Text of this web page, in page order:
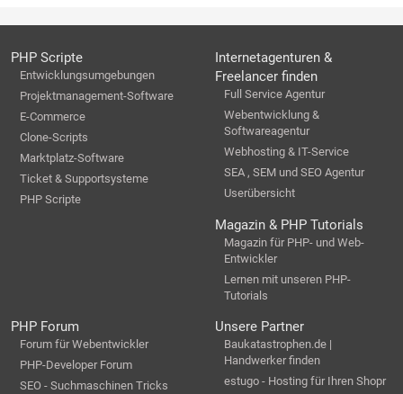
PHP Scripte
Entwicklungsumgebungen
Projektmanagement-Software
E-Commerce
Clone-Scripts
Marktplatz-Software
Ticket & Supportsysteme
PHP Scripte
Internetagenturen &
Freelancer finden
Full Service Agentur
Webentwicklung &
Softwareagentur
Webhosting & IT-Service
SEA , SEM und SEO Agentur
Userübersicht
Magazin & PHP Tutorials
Magazin für PHP- und Web-
Entwickler
Lernen mit unseren PHP-
Tutorials
PHP Forum
Forum für Webentwickler
PHP-Developer Forum
SEO - Suchmaschinen Tricks
Unsere Partner
Baukatastrophen.de |
Handwerker finden
estugo - Hosting für Ihren Shopr